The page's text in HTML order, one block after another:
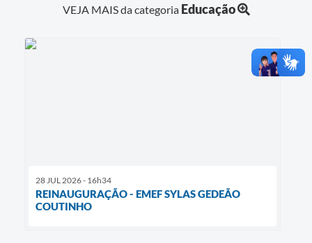
VEJA MAIS da categoria Educação
28 JUL 2026 - 16h34
REINAUGURAÇÃO - EMEF SYLAS GEDEÃO
COUTINHO